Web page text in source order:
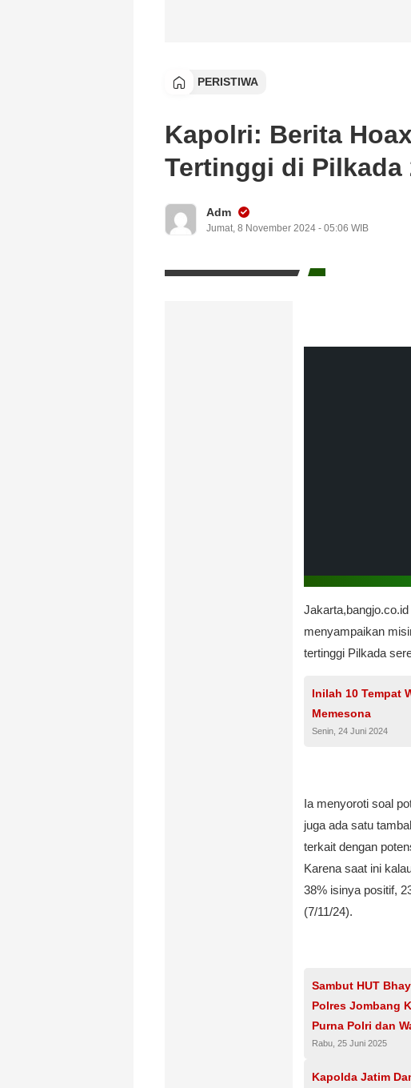
PERISTIWA
Kapolri: Berita
Tertinggi di Pilkada
Adm
Jumat, 8 November 2024 - 05:06 WIB
menyampaikan
tertinggi Pilkada
Inilah 10 Tempat
Memesona
Senin, 24 Juni 2024
Ia menyoroti soal
juga ada satu
terkait dengan
Karena saat ini
38% isinya positif,
(7/11/24).
Sambut HUT
Polres Jombang
Purna Polri dan
Rabu, 25 Juni 2025
Kapolda Jatim